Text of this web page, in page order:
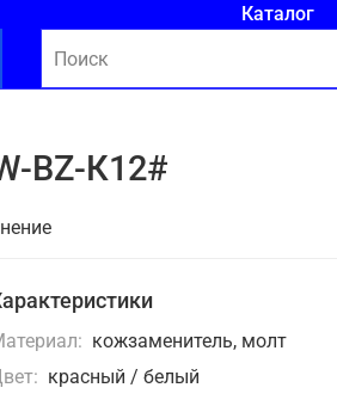
Каталог
BZ-К12#
кожзаменитель, молт
красный / белый